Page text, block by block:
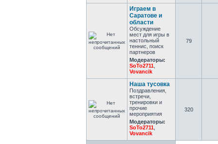
Играем в
Саратове и
области
Обсуждение
мест для игры в
настольный
теннис, поиск
партнеров
Модераторы:
SoTo2711
Vovancik
79
Наша тусовка
Поздравления,
встречи,
тренировки и
прочие
мероприятия
Модераторы:
SoTo2711
Vovancik
320